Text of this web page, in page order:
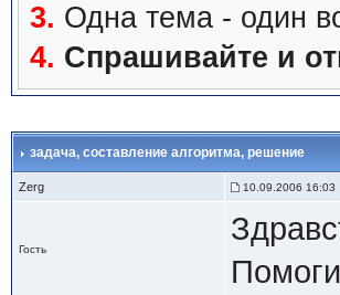
3. Одна тема - один
4. Спрашивайте и
задача, составление алгоритма, решение
Zerg 10.09.2006 16:03
Гость